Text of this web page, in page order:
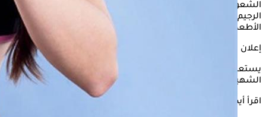
الشعور بالجوع من المشكلات التي تواجه معظم الأشخاص أثناء
الرجيم، يمكن التخلص منه بسهولة عن طريق تناول مجموعة من
الأطعمة في الوجبات اليومية.
إعلان
يستعرض "الكونسلتو" في التقرير التالي، أفضل الأطعمة لسد
الشهية، وفقًا لموقع "Medical News Today".
اقرأ أيضًا: